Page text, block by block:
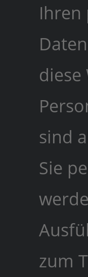
Ihren
diese
sind
Sie
zum